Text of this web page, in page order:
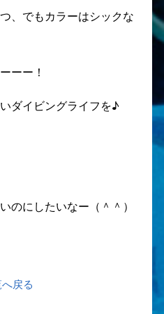
、でもカラーはシックな
ーー！
ダイビングライフを♪
のにしたいなー（＾＾）
戻る